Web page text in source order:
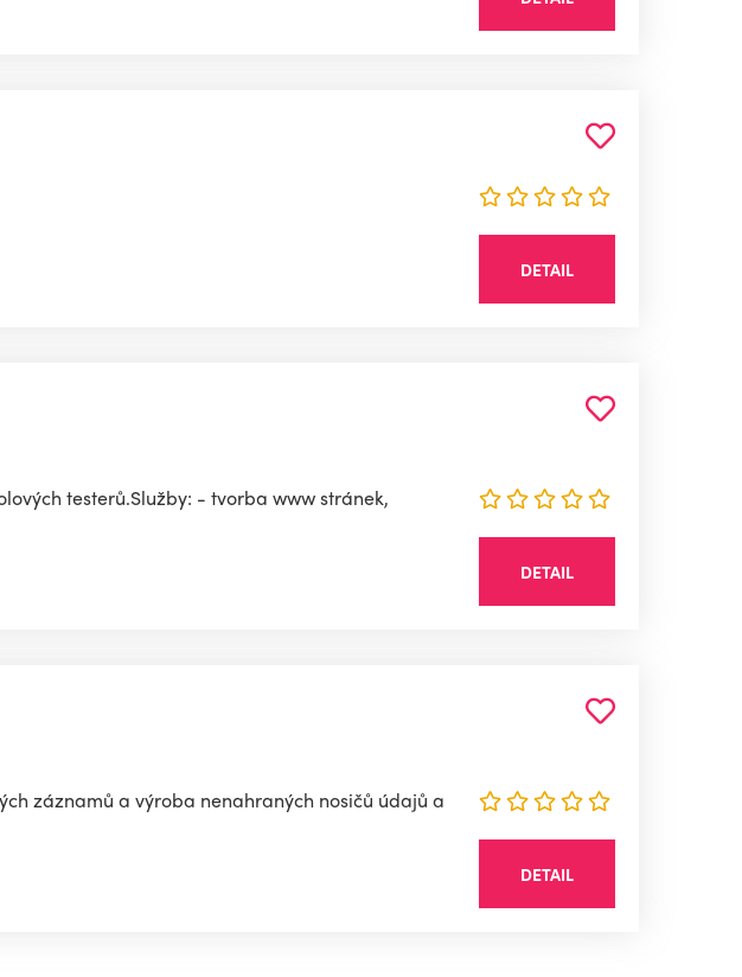
DETAIL
testerů.Služby: - tvorba www stránek,
DETAIL
záznamů a výroba nenahraných nosičů údajů a
DETAIL